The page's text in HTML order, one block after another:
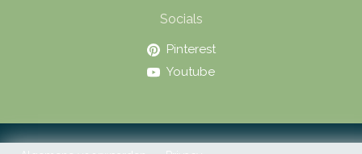
Socials
Pinterest
Youtube